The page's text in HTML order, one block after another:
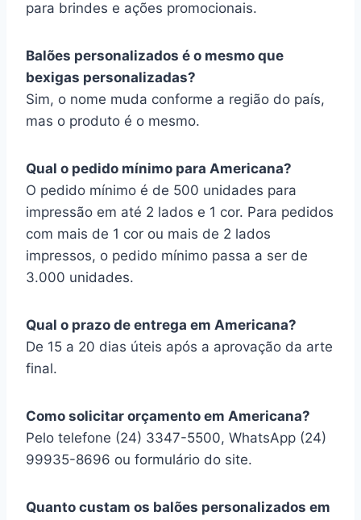
para brindes e ações promocionais.
Balões personalizados é o mesmo que
bexigas personalizadas?
Sim, o nome muda conforme a região do país,
mas o produto é o mesmo.
Qual o pedido mínimo para Americana?
O pedido mínimo é de 500 unidades para
impressão em até 2 lados e 1 cor. Para pedidos
com mais de 1 cor ou mais de 2 lados
impressos, o pedido mínimo passa a ser de
3.000 unidades.
Qual o prazo de entrega em Americana?
De 15 a 20 dias úteis após a aprovação da arte
final.
Como solicitar orçamento em Americana?
Pelo telefone (24) 3347-5500, WhatsApp (24)
99935-8696 ou formulário do site.
Quanto custam os balões personalizados em